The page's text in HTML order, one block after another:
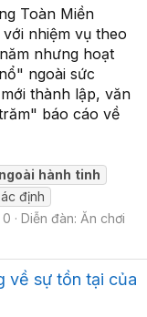
Toàn Miền
nhiệm vụ theo
nhưng hoạt
ngoài sức
thành lập, văn
báo cáo về
ngoài hành tinh
định
0 Diễn đàn: Ăn chơi
về sự tồn tại của